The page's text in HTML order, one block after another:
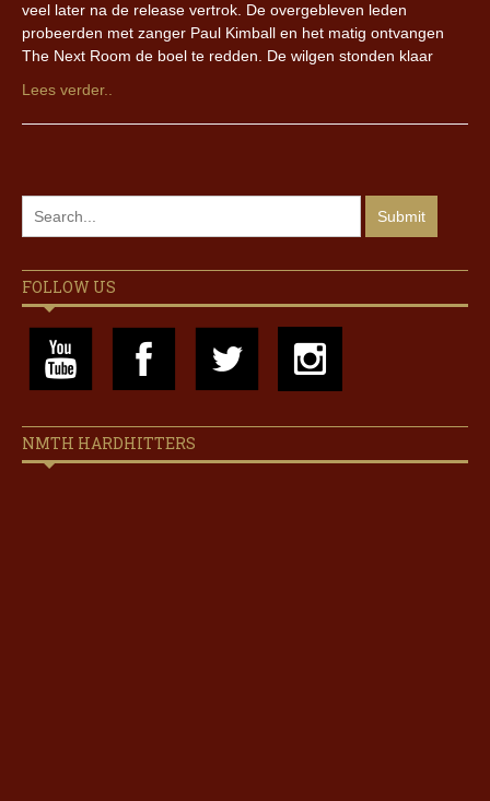
veel later na de release vertrok. De overgebleven leden
probeerden met zanger Paul Kimball en het matig ontvangen
The Next Room de boel te redden. De wilgen stonden klaar
Lees verder..
FOLLOW US
NMTH HARDHITTERS